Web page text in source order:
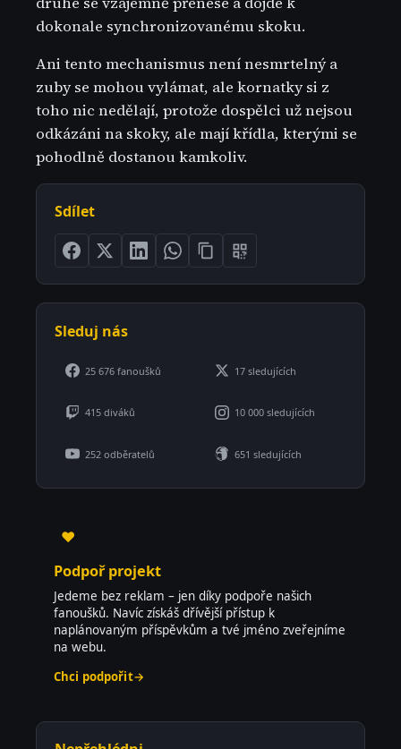
dokonale synchronizovanému skoku.
Ani tento mechanismus není nesmrtelný a
zuby se mohou vylámat, ale kornatky si z
toho nic nedělají, protože dospělci už nejsou
odkázáni na skoky, ale mají křídla, kterými se
pohodlně dostanou kamkoliv.
Sdílet
Sleduj nás
25 676 fanoušků 17 sledujících
415 diváků 10 000 sledujících
252 odběratelů 651 sledujících
♥
Podpoř projekt
Jedeme bez reklam – jen díky podpoře našich
fanoušků. Navíc získáš dřívější přístup k
naplánovaným příspěvkům a tvé jméno zveřejníme
na webu.
Chci podpořit→